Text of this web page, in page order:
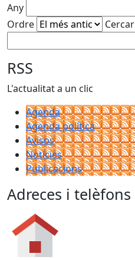
Any
Ordre
Cercar
RSS
L'actualitat a un clic
Agenda
Agenda política
Avisos
Notícies
Publicacions
Adreces i telèfons